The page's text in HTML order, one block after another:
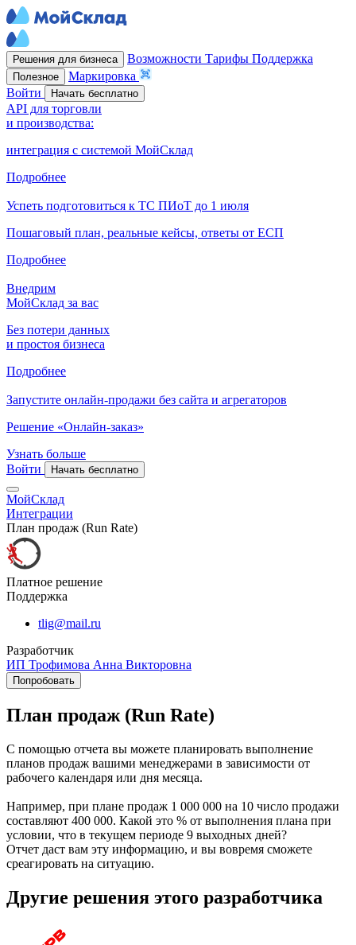
Решения для бизнеса Возможности Тарифы Поддержка
Полезное
Маркировка
Войти
Начать бесплатно
API для торговли
и производства:
интеграция с системой МойСклад
Подробнее
Успеть подготовиться к ТС ПИоТ до 1 июля
Пошаговый план, реальные кейсы, ответы от ЕСП
Подробнее
Внедрим
МойСклад за вас
Без потери данных
и простоя бизнеса
Подробнее
Запустите онлайн-продажи без сайта и агрегаторов
Решение «Онлайн-заказ»
Узнать больше
Войти
Начать бесплатно
МойСклад
Интеграции
План продаж (Run Rate)
Платное решение
Поддержка
tlig@mail.ru
Разработчик
ИП Трофимова Анна Викторовна
Попробовать
План продаж (Run Rate)
С помощью отчета вы можете планировать выполнение
планов продаж вашими менеджерами в зависимости от
рабочего календаря или дня месяца.
Например, при плане продаж 1 000 000 на 10 число продажи
составляют 400 000. Какой это % от выполнения плана при
условии, что в текущем периоде 9 выходных дней?
Отчет даст вам эту информацию, и вы вовремя сможете
среагировать на ситуацию.
Другие решения этого разработчика